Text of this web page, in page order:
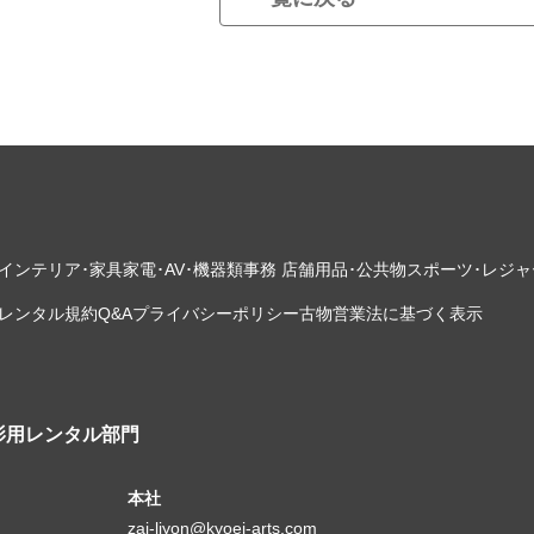
ンテリア･家具家電･AV･機器類事務 店舗用品･公共物スポーツ･レジ
ンタル規約Q&Aプライバシーポリシー古物営業法に基づく表示
レンタル部門
本社
zai-liyon@kyoei-arts.com